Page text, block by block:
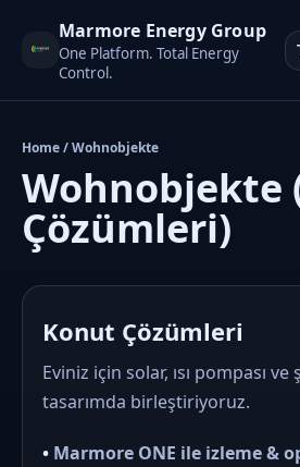
Marmore Energy Group
One Platform. Total Energy
Control.
Home / Wohnobjekte
Wohnobjekte
Çözümleri)
Konut Çözümleri
Eviniz için solar, ısı pompası ve
tasarımda birleştiriyoruz.
• Marmore ONE ile izleme &